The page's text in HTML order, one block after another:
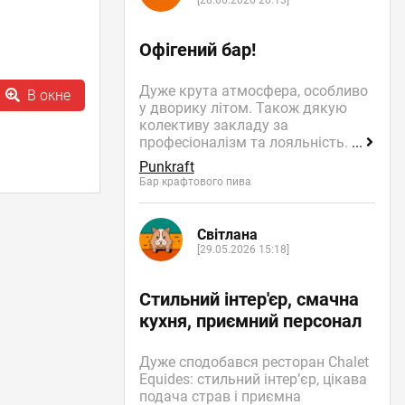
В окне
Офігений бар!
Дуже крута атмосфера, особливо
у дворику літом. Також дякую
колективу закладу за
професіоналізм та лояльність. ...
Punkraft
Бар крафтового пива
Світлана
[29.05.2026 15:18]
Стильний інтер'єр, смачна
кухня, приємний персонал
Дуже сподобався ресторан Chalet
Equides: стильний інтер’єр, цікава
подача страв і приємна